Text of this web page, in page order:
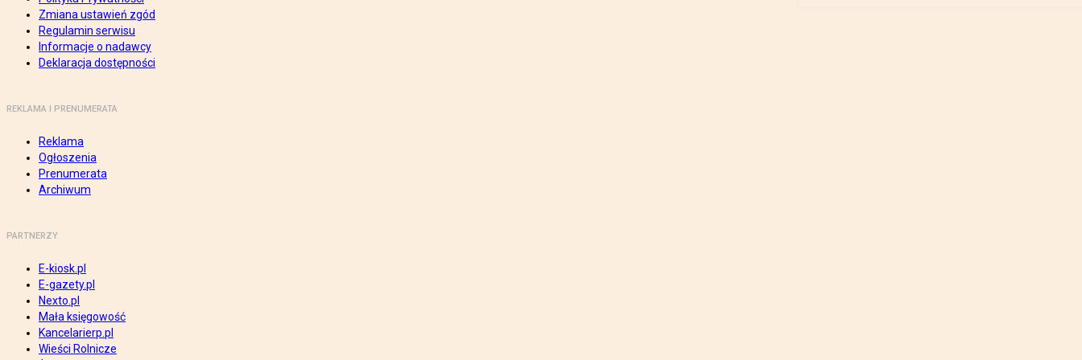
Zmiana ustawień zgód
Regulamin serwisu
Informacje o nadawcy
Deklaracja dostępności
REKLAMA I PRENUMERATA
Reklama
Ogłoszenia
Prenumerata
Archiwum
PARTNERZY
E-kiosk.pl
E-gazety.pl
Nexto.pl
Mała księgowość
Kancelarierp.pl
Wieści Rolnicze